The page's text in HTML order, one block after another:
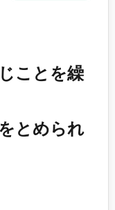
ことを繰
とめられ